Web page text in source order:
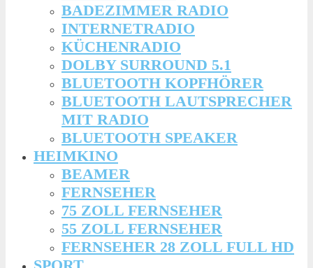
BADEZIMMER RADIO
INTERNETRADIO
KÜCHENRADIO
DOLBY SURROUND 5.1
BLUETOOTH KOPFHÖRER
BLUETOOTH LAUTSPRECHER
MIT RADIO
BLUETOOTH SPEAKER
HEIMKINO
BEAMER
FERNSEHER
75 ZOLL FERNSEHER
55 ZOLL FERNSEHER
FERNSEHER 28 ZOLL FULL HD